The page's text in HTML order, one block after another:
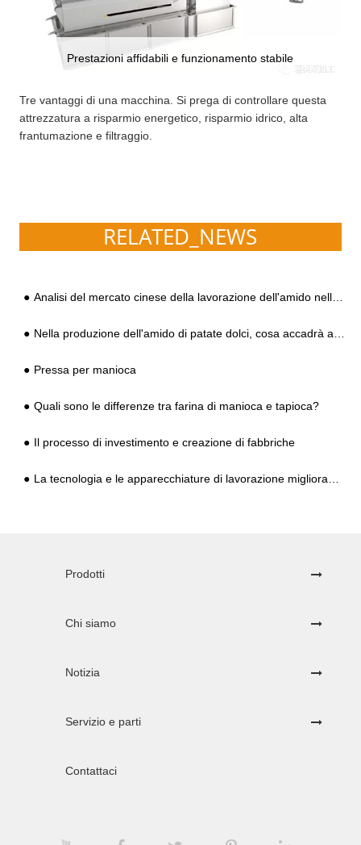
Prestazioni affidabili e funzionamento stabile
Tre vantaggi di una macchina. Si prega di controllare questa
attrezzatura a risparmio energetico, risparmio idrico, alta
frantumazione e filtraggio.
RELATED_NEWS
Analisi del mercato cinese della lavorazione dell'amido nella seconda metà del 2020
Nella produzione dell'amido di patate dolci, cosa accadrà alle patate dolci?
Pressa per manioca
Quali sono le differenze tra farina di manioca e tapioca?
Il processo di investimento e creazione di fabbriche
La tecnologia e le apparecchiature di lavorazione migliorano efficacemente il processo di produzione della fecola di patate
Prodotti
Chi siamo
Notizia
Servizio e parti
Contattaci